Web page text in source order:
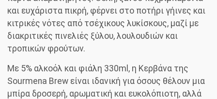
και ευχάριστα πικρή, φέρνει στο ποτήρι γήινες και
κιτρικές νότες από τσέχικους λυκίσκους, μαζί με
διακριτικές πινελιές ξύλου, λουλουδιών και
τροπικών φρούτων.
Με 5% αλκοόλ και φιάλη 330ml, η Κερβάνα της
Sourmena Brew είναι ιδανική για όσους θέλουν μια
μπίρα δροσερή, αρωματική και ευκολόπιοτη, αλλά